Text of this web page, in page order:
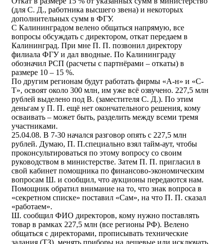
(для С. Д., работника высшего звена) и некоторых
дополнительных сумм в ФГУ.
С Калининградом велено общаться напрямую, все
вопросы обсуждать с директором, откат передаем в
Калининград. При мне П. П. позвонил директору
филиала ФГУ и дал вводные. По Калининграду
обозначил РСП (расчеты с партнёрами – откаты) в
размере 10 – 15 %.
По другим регионам будут работать фирмы «А-н» и «С-
Т», освоят около 300 млн, им уже всё озвучено. 227,5 млн
рублей выделено под В. (заместителя С. Д.). По этим
деньгам у П. П. ещё нет окончательного решения, кому
осваивать – может быть, разделить между всеми тремя
участниками.
25.04.08. В 7-30 начался разговор опять с 227,5 млн
рублей. Думаю, П. П.специально взял тайм-аут, чтобы
проконсультироваться по этому вопросу со своим
руководством в министерстве. Затем П. П. пригласил в
свой кабинет помощника по финансово-экономическим
вопросам Ш. и сообщил, что аукционы передаются нам.
Помощник обратил внимание на то, что знак вопроса в
«секретном списке» поставил «Сам», на что П. П. сказал
«работаем».
Ш. сообщил ФИО директоров, кому нужно поставлять
товар в рамках 227,5 млн (все регионы РФ). Велено
общаться с директорами, прописывать технические
задания (ТЗ), менять приборы на дешевые или исключать